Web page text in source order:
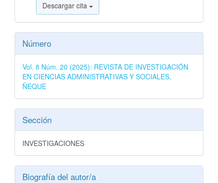
Descargar cita
Número
Vol. 8 Núm. 20 (2025): REVISTA DE INVESTIGACIÓN
EN CIENCIAS ADMINISTRATIVAS Y SOCIALES,
ÑEQUE
Sección
INVESTIGACIONES
Biografía del autor/a